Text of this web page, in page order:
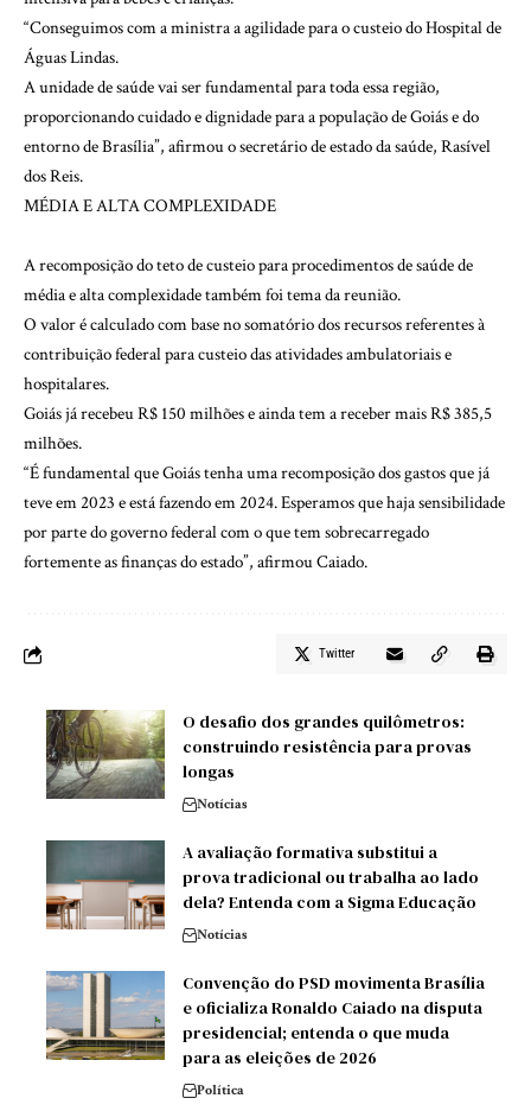
“Conseguimos com a ministra a agilidade para o custeio do Hospital de
Águas Lindas.
A unidade de saúde vai ser fundamental para toda essa região,
proporcionando cuidado e dignidade para a população de Goiás e do
entorno de Brasília”, afirmou o secretário de estado da saúde, Rasível
dos Reis.
MÉDIA E ALTA COMPLEXIDADE
A recomposição do teto de custeio para procedimentos de saúde de
média e alta complexidade também foi tema da reunião.
O valor é calculado com base no somatório dos recursos referentes à
contribuição federal para custeio das atividades ambulatoriais e
hospitalares.
Goiás já recebeu R$ 150 milhões e ainda tem a receber mais R$ 385,5
milhões.
“É fundamental que Goiás tenha uma recomposição dos gastos que já
teve em 2023 e está fazendo em 2024. Esperamos que haja sensibilidade
por parte do governo federal com o que tem sobrecarregado
fortemente as finanças do estado”, afirmou Caiado.
Twitter
O desafio dos grandes quilômetros:
construindo resistência para provas
longas
Notícias
A avaliação formativa substitui a
prova tradicional ou trabalha ao lado
dela? Entenda com a Sigma Educação
Notícias
Convenção do PSD movimenta Brasília
e oficializa Ronaldo Caiado na disputa
presidencial; entenda o que muda
para as eleições de 2026
Política